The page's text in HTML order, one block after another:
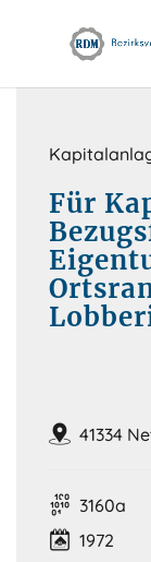
Für
41334
3160a
1972